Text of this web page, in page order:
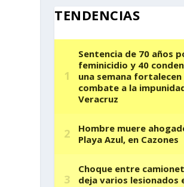
TENDENCIAS